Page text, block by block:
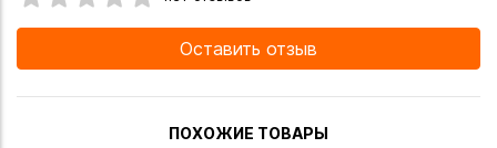
Оставить отзыв
ПОХОЖИЕ ТОВАРЫ